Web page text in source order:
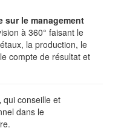
sur le management
à 360° faisant le
la production, le
compte de résultat et
qui conseille et
dans le